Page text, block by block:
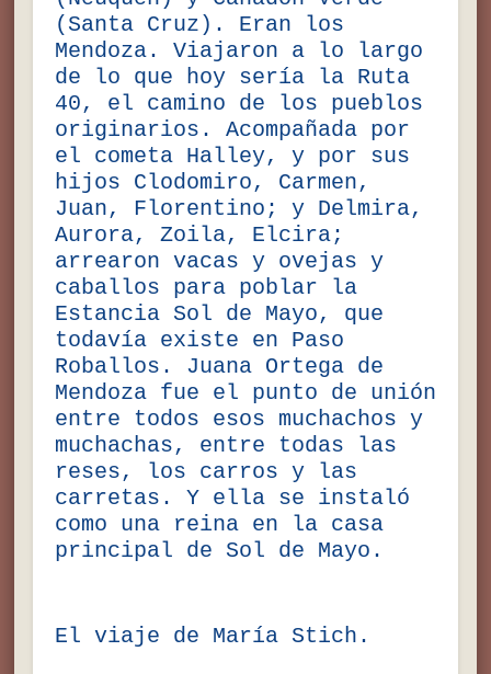
(Santa Cruz). Eran los
Mendoza. Viajaron a lo largo
de lo que hoy sería la Ruta
40, el camino de los pueblos
originarios. Acompañada por
el cometa Halley, y por sus
hijos Clodomiro, Carmen,
Juan, Florentino; y Delmira,
Aurora, Zoila, Elcira;
arrearon vacas y ovejas y
caballos para poblar la
Estancia Sol de Mayo, que
todavía existe en Paso
Roballos. Juana Ortega de
Mendoza fue el punto de unión
entre todos esos muchachos y
muchachas, entre todas las
reses, los carros y las
carretas. Y ella se instaló
como una reina en la casa
principal de Sol de Mayo.
El viaje de María Stich.